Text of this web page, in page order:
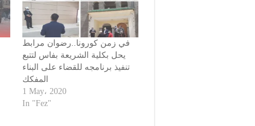
في زمن كورونا..رضوان مرابط
يحل بكلية الشريعة بفاس لتتبع
تنفيذ برنامجه للقضاء على البناء
المفكك
1 May، 2020
In "Fez"